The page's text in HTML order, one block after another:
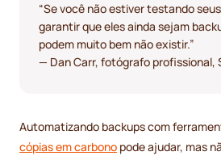
“Se você não estiver testando
garantir que eles ainda sejam
podem muito bem não existir.”
— Dan Carr, fotógrafo profissional,
Automatizando backups com
cópias em carbono pode ajudar, mas